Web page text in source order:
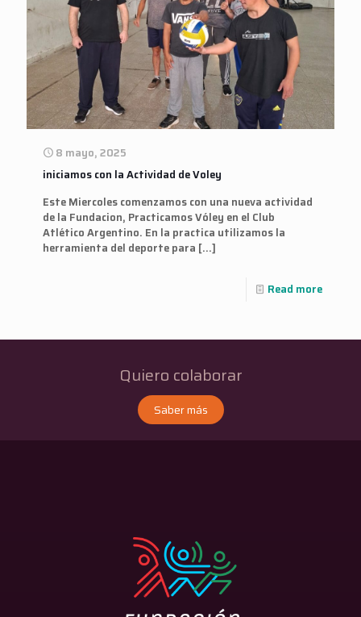
8 mayo, 2025
iniciamos con la Actividad de Voley
Este Miercoles comenzamos con una nueva actividad
de la Fundacion, Practicamos Vóley en el Club
Atlético Argentino. En la practica utilizamos la
herramienta del deporte para […]
Read more
Quiero colaborar
Saber más